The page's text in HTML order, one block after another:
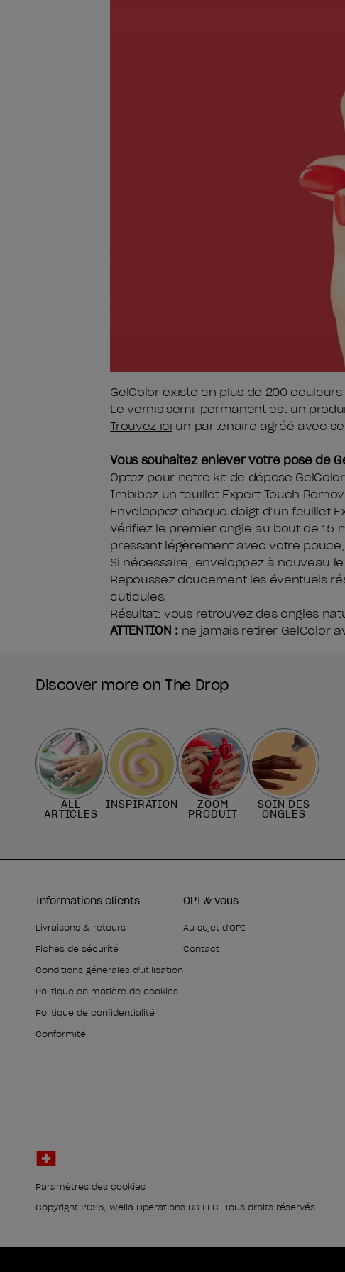
GelColor existe en plus de 200
Le vernis semi-permanent est un
Trouvez ici un partenaire agréé avec
Vous souhaitez enlever votre pose de
Optez pour notre kit de dépose
Imbibez un feuillet Expert Touch
Enveloppez chaque doigt d’un feuillet
Vérifiez le premier ongle au bout de 15
pressant légèrement avec votre
Si nécessaire, enveloppez à nouveau
Repoussez doucement les éventuels
cuticules.
Résultat: vous retrouvez des ongles
ATTENTION :ne jamais retirer GelColor
Discover more on The Drop
ALL
ARTICLES
INSPIRATION ZOOM
PRODUIT
SOIN DES
ONGLES
Informations clients
Livraisons & retours
Fiches de sécurité
Conditions générales d'utilisation
Politique en matière de cookies
Politique de confidentialité
Conformité
OPI & vous
Au sujet d'OPI
Contact
Paramètres des cookies
Copyright 2026, Wella Operations US LLC. Tous droits réservés.